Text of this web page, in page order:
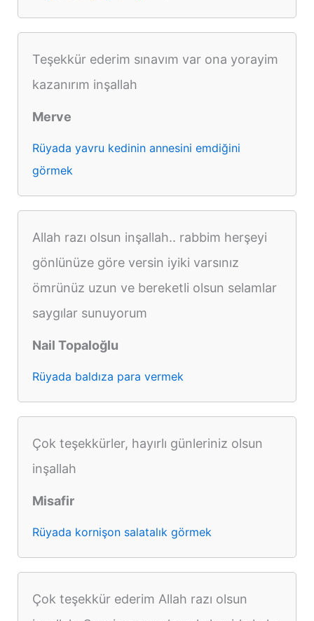
Teşekkür ederim sınavım var ona yorayim
kazanırım inşallah
Merve
Rüyada yavru kedinin annesini emdiğini
görmek
Allah razı olsun inşallah.. rabbim herşeyi
gönlünüze göre versin iyiki varsınız
ömrünüz uzun ve bereketli olsun selamlar
saygılar sunuyorum
Nail Topaloğlu
Rüyada baldıza para vermek
Çok teşekkürler, hayırlı günleriniz olsun
inşallah
Misafir
Rüyada kornişon salatalık görmek
Çok teşekkür ederim Allah razı olsun